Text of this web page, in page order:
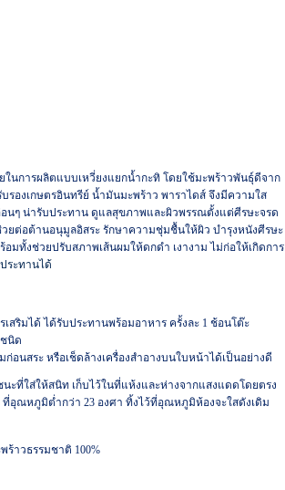
นการผลิตแบบเหวี่ยงแยกน้ำกะทิ โดยใช้มะพร้าวพันธุ์ดีจาก
รองเกษตรอินทรีย์ น้ำมันมะพร้าว พาราไดส์ จึงมีความใส
นๆ น่ารับประทาน ดูแลสุขภาพและผิวพรรณตั้งแต่ศีรษะจรด
ยต่อต้านอนุมูลอิสระ รักษาความชุ่มชื้นให้ผิว บำรุงหนังศีรษะ
มทั้งช่วยปรับสภาพเส้นผมให้ดกดำ เงางาม ไม่ก่อให้เกิดการ
ระทานได้
เสริมได้ ได้รับประทานพร้อมอาหาร ครั้งละ 1ช้อนโต๊ะ
นิด
อนสระ หรือเช็ดล้างเครื่องสำอางบนใบหน้าได้เป็นอย่างดี
ะที่ใส่ให้สนิท เก็บไว้ในที่แห้งและห่างจากแสงแดดโดยตรง
ที่อุณหภูมิต่ำกว่า23 องศา ทิ้งไว้ที่อุณหภูมิห้องจะใสดังเดิม
ร้าวธรรมชาติ 100%